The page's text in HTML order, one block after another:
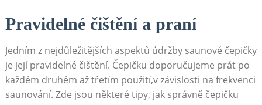
Pravidelné čištění a praní
Jedním z nejdůležitějších aspektů údržby saunové čepičky
je její pravidelné čištění. Čepičku doporučujeme prát po
každém druhém až třetím použití,v závislosti na frekvenci
saunování. Zde jsou některé tipy, jak správně čepičku